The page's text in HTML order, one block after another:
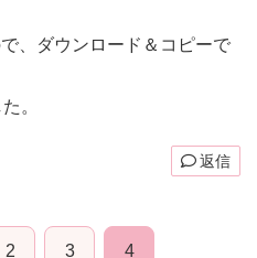
、ダウンロード＆コピーで
。
返信
2 3 4